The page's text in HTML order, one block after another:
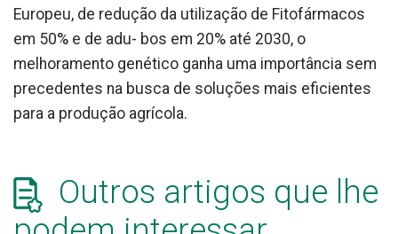
Europeu, de redução da utilização de Fitofármacos
em 50% e de adu- bos em 20% até 2030, o
melhoramento genético ganha uma importância sem
precedentes na busca de soluções mais eficientes
para a produção agrícola.
Outros artigos que lhe